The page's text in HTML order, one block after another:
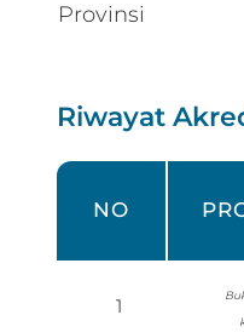
Provinsi
Riwayat
NO
1